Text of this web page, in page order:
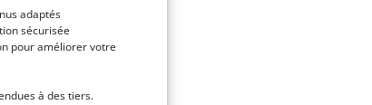
adaptés
sécurisée
pour améliorer votre
à des tiers.